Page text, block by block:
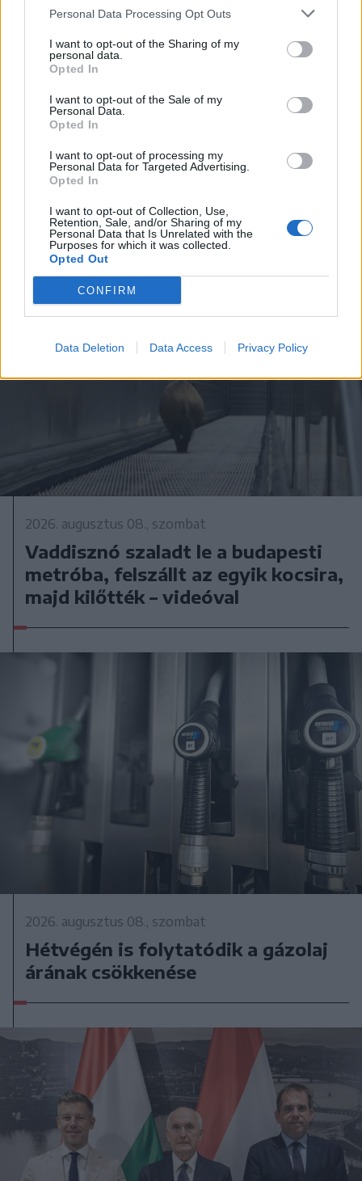
Personal Data Processing Opt Outs
I want to opt-out of the Sharing of my
personal data.
Opted In
I want to opt-out of the Sale of my
Personal Data.
Opted In
I want to opt-out of processing my
Personal Data for Targeted Advertising.
Opted In
I want to opt-out of Collection, Use,
Retention, Sale, and/or Sharing of my
Personal Data that Is Unrelated with the
Purposes for which it was collected.
Opted Out
CONFIRM
Data Deletion Data Access Privacy Policy
Románia irányából érkező ukrán
csalidrón robbant fel Bulgáriában –
frissítve
2026. augusztus 08., szombat
Vaddisznó szaladt le a budapesti
metróba, felszállt az egyik kocsira,
majd kilőtték – videóval
2026. augusztus 08., szombat
Hétvégén is folytatódik a gázolaj
árának csökkenése